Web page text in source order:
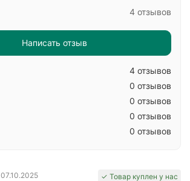
4 отзывов
Написать отзыв
4 отзывов
0 отзывов
0 отзывов
0 отзывов
0 отзывов
07.10.2025 ✓ Товар куплен у нас